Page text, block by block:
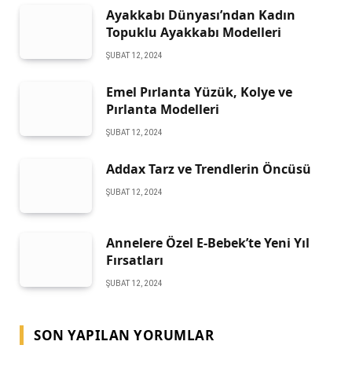
Ayakkabı Dünyası’ndan Kadın
Topuklu Ayakkabı Modelleri
ŞUBAT 12, 2024
Emel Pırlanta Yüzük, Kolye ve
Pırlanta Modelleri
ŞUBAT 12, 2024
Addax Tarz ve Trendlerin Öncüsü
ŞUBAT 12, 2024
Annelere Özel E-Bebek’te Yeni Yıl
Fırsatları
ŞUBAT 12, 2024
SON YAPILAN YORUMLAR